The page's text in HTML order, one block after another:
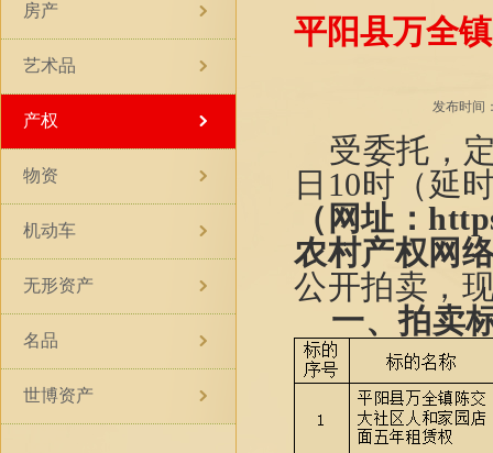
房产
艺术品
产权
物资
机动车
无形资产
名品
世博资产
平阳县万全
发布时间
受委托，
日 10时（延
（网址：
农村产权网
公开拍卖，
一、拍卖